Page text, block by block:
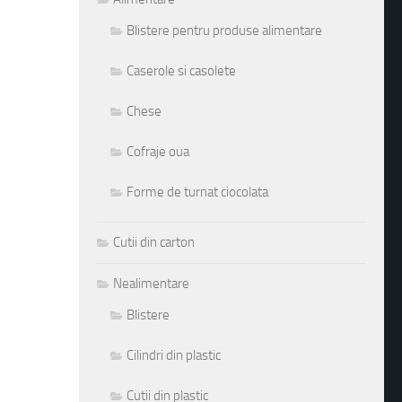
Blistere pentru produse alimentare
Caserole si casolete
Chese
Cofraje oua
Forme de turnat ciocolata
Cutii din carton
Nealimentare
Blistere
Cilindri din plastic
Cutii din plastic